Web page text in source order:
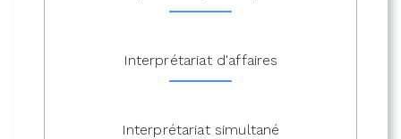
Interprétariat d'affaires
Interprétariat simultané